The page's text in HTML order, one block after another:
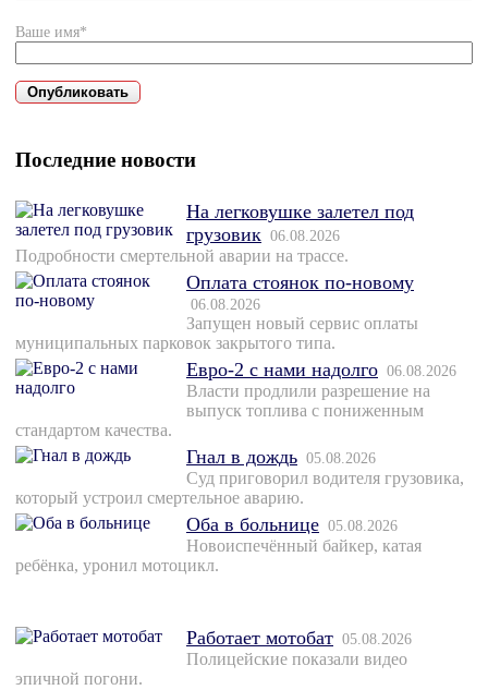
Ваше имя*
Последние новости
На легковушке залетел под
грузовик 06.08.2026
Подробности смертельной аварии на трассе.
Оплата стоянок по-новому
06.08.2026
Запущен новый сервис оплаты
муниципальных парковок закрытого типа.
Евро-2 с нами надолго 06.08.2026
Власти продлили разрешение на
выпуск топлива с пониженным
стандартом качества.
Гнал в дождь 05.08.2026
Суд приговорил водителя грузовика,
который устроил смертельное аварию.
Оба в больнице 05.08.2026
Новоиспечённый байкер, катая
ребёнка, уронил мотоцикл.
Работает мотобат 05.08.2026
Полицейские показали видео
эпичной погони.